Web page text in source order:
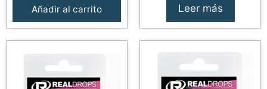
Añadir al carrito Leer más